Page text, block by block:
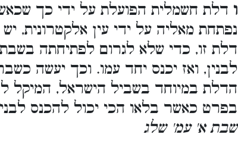
ו דלת חשמלית הפועלת על ידי כך
נפתחת מאליה על ידי עין
דלת זו, כדי שלא לגרום לפתיחתה
לבנין, ואז יכנס יחד עמו. וכך יעשה
הדלת במיוחד בשביל הישראל, המיקל
בפרט כאשר בלאו הכי יכול להכנס
שבת א' עמ' שלג